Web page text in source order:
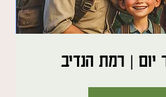
יום | רמת הנדיב